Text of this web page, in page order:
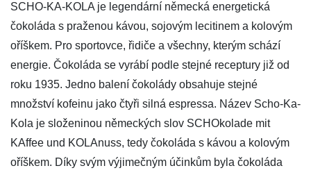
SCHO-KA-KOLA je legendární německá energetická
čokoláda s praženou kávou, sojovým lecitinem a kolovým
oříškem. Pro sportovce, řidiče a všechny, kterým schází
energie. Čokoláda se vyrábí podle stejné receptury již od
roku 1935. Jedno balení čokolády obsahuje stejné
množství kofeinu jako čtyři silná espressa. Název Scho-Ka-
Kola je složeninou německých slov SCHOkolade mit
KAffee und KOLAnuss, tedy čokoláda s kávou a kolovým
oříškem. Díky svým výjimečným účinkům byla čokoláda